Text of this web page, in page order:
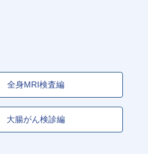
全身MRI検査編
大腸がん検診編